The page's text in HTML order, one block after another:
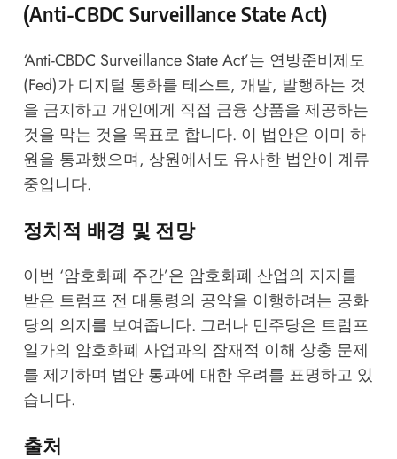
(Anti-CBDC Surveillance State Act)
‘Anti-CBDC Surveillance State Act’는 연방준비제도
(Fed)가 디지털 통화를 테스트, 개발, 발행하는 것
을 금지하고 개인에게 직접 금융 상품을 제공하는
것을 막는 것을 목표로 합니다. 이 법안은 이미 하
원을 통과했으며, 상원에서도 유사한 법안이 계류
중입니다.
정치적 배경 및 전망
이번 ‘암호화폐 주간’은 암호화폐 산업의 지지를
받은 트럼프 전 대통령의 공약을 이행하려는 공화
당의 의지를 보여줍니다. 그러나 민주당은 트럼프
일가의 암호화폐 사업과의 잠재적 이해 상충 문제
를 제기하며 법안 통과에 대한 우려를 표명하고 있
습니다.
출처